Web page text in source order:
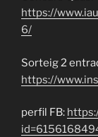
https://
6/
Sorteig 2
https://
perfil FB: